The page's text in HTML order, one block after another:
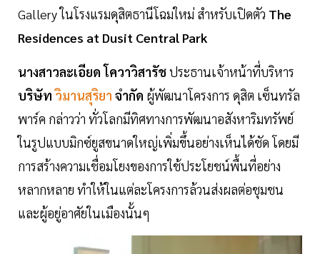
Gallery ในโรงแรมดุสิตธานีโฉมใหม่ สำหรับเปิดตัว The
Residences at Dusit Central Park
นางสาวละเอียด โควาวิสารัชประธานเจ้าหน้าที่บริหาร
บริษัทวิมานสุริยา จำกัด ผู้พัฒนาโครงการ ดุสิต เซ็นทรัล
พาร์ค กล่าวว่า ทั่วโลกมีทิศทางการพัฒนาอสังหาริมทรัพย์
ในรูปแบบมิกซ์ยูสขนาดใหญ่เพิ่มขึ้นอย่างเห็นได้ชัด โดยมี
การสร้างความเชื่อมโยงของการใช้ประโยชน์พื้นที่อย่าง
หลากหลาย ทำให้ในแต่ละโครงการล้วนส่งผลต่อชุมชน
และผู้อยู่อาศัยในเมืองนั้นๆ